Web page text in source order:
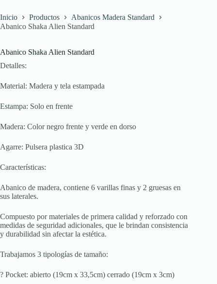
Inicio Productos
Abanicos Madera Standard
Abanico Shaka Alien Standard
Abanico Shaka Alien Standard
Detalles:
Material: Madera y tela estampada
Estampa: Solo en frente
Madera: Color negro frente y verde en dorso
Agarre: Pulsera plastica 3D
Características:
Abanico de madera, contiene 6 varillas finas y 2 gruesas en
sus laterales.
Compuesto por materiales de primera calidad y reforzado con
medidas de seguridad adicionales, que le brindan consistencia
y durabilidad sin afectar la estética.
Trabajamos 3 tipologías de tamaño:
? Pocket: abierto (19cm x 33,5cm) cerrado (19cm x 3cm)